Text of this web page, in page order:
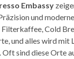
Embassy
und
Filterkaffee, Cold
und alles wird mit
sind diese Orte